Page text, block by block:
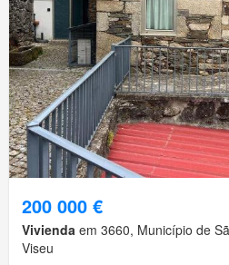
200 000 €
Vivienda em 3660, Município de
Viseu